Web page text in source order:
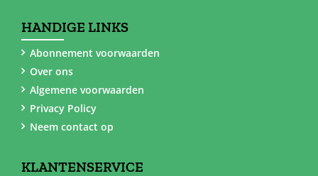
HANDIGE LINKS
Abonnement voorwaarden
Over ons
Algemene voorwaarden
Privacy Policy
Neem contact op
KLANTENSERVICE